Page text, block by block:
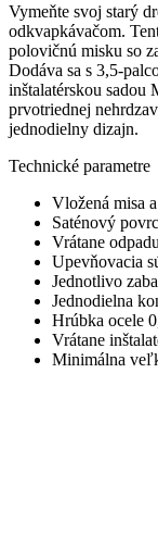
Vymeňte svoj starý
odkvapkávačom.
polovičnú misku so
Dodáva sa s 3,5-
inštalatérskou sadou
prvotriednej
jednodielny dizajn.
Technické parametre
Vložená misa
Saténový
Vrátane
Upevňovacia
Jednotlivo
Jednodielna
Hrúbka ocele
Vrátane
Minimálna